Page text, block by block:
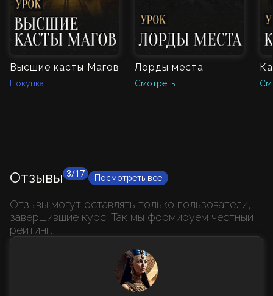
Высшие касты Магов
Покупка
Лорды места
Смотреть
Отзывы 3/17 Посмотреть все
Отзывы могут оставлять только пользователи,
завершившие курс. Так мы формируем честный
рейтинг.